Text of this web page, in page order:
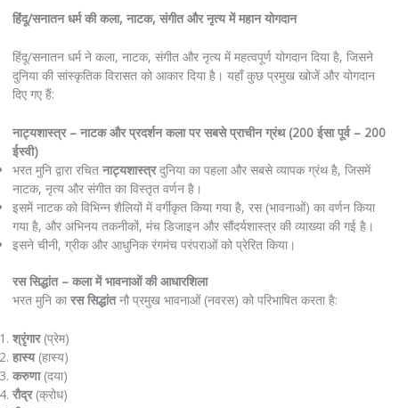
हिंदू/सनातन धर्म की कला, नाटक, संगीत और नृत्य में महान योगदान
हिंदू/सनातन धर्म ने कला, नाटक, संगीत और नृत्य में महत्वपूर्ण योगदान दिया है, जिसने
दुनिया की सांस्कृतिक विरासत को आकार दिया है। यहाँ कुछ प्रमुख खोजें और योगदान
दिए गए हैं:
नाट्यशास्त्र – नाटक और प्रदर्शन कला पर सबसे प्राचीन ग्रंथ (200 ईसा पूर्व – 200
ईस्वी)
भरत मुनि द्वारा रचित नाट्यशास्त्रदुनिया का पहला और सबसे व्यापक ग्रंथ है, जिसमें
नाटक, नृत्य और संगीत का विस्तृत वर्णन है।
इसमें नाटक को विभिन्न शैलियों में वर्गीकृत किया गया है, रस (भावनाओं) का वर्णन किया
गया है, और अभिनय तकनीकों, मंच डिजाइन और सौंदर्यशास्त्र की व्याख्या की गई है।
इसने चीनी, ग्रीक और आधुनिक रंगमंच परंपराओं को प्रेरित किया।
रस सिद्धांत – कला में भावनाओं की आधारशिला
भरत मुनि का रस सिद्धांतनौ प्रमुख भावनाओं (नवरस) को परिभाषित करता है:
श्रृंगार(प्रेम)
हास्य(हास्य)
करुणा(दया)
रौद्र(क्रोध)